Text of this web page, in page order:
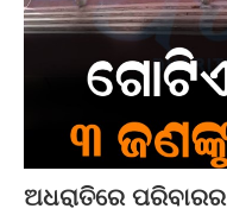
ଅଧରାତିରେ